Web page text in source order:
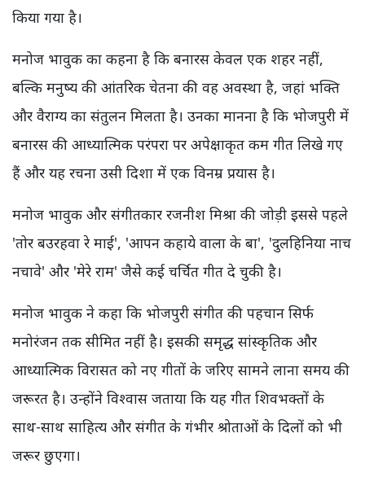
किया गया है।
मनोज भावुक का कहना है कि बनारस केवल एक शहर नहीं,
बल्कि मनुष्य की आंतरिक चेतना की वह अवस्था है, जहां भक्ति
और वैराग्य का संतुलन मिलता है। उनका मानना है कि भोजपुरी में
बनारस की आध्यात्मिक परंपरा पर अपेक्षाकृत कम गीत लिखे गए
हैं और यह रचना उसी दिशा में एक विनम्र प्रयास है।
मनोज भावुक और संगीतकार रजनीश मिश्रा की जोड़ी इससे पहले
'तोर बउरहवा रे माई', 'आपन कहाये वाला के बा', 'दुलहिनिया नाच
नचावे' और 'मेरे राम' जैसे कई चर्चित गीत दे चुकी है।
मनोज भावुक ने कहा कि भोजपुरी संगीत की पहचान सिर्फ
मनोरंजन तक सीमित नहीं है। इसकी समृद्ध सांस्कृतिक और
आध्यात्मिक विरासत को नए गीतों के जरिए सामने लाना समय की
जरूरत है। उन्होंने विश्वास जताया कि यह गीत शिवभक्तों के
साथ-साथ साहित्य और संगीत के गंभीर श्रोताओं के दिलों को भी
जरूर छुएगा।